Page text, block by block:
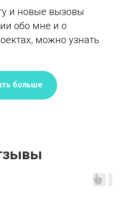
и новые вызовы
обо мне и о
можно узнать
больше